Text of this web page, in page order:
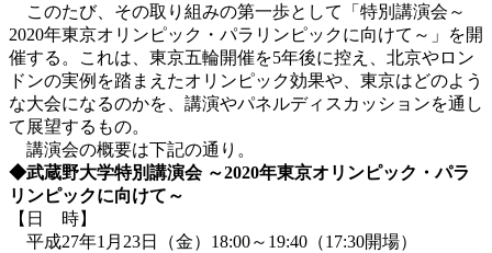
このたび、その取り組みの第一歩として「特別講演会～
2020年東京オリンピック・パラリンピックに向けて～」を開
催する。これは、東京五輪開催を5年後に控え、北京やロン
ドンの実例を踏まえたオリンピック効果や、東京はどのよう
な大会になるのかを、講演やパネルディスカッションを通し
て展望するもの。
講演会の概要は下記の通り。
◆武蔵野大学特別講演会 ～2020年東京オリンピック・パラ
リンピックに向けて～
【日 時】
平成27年1月23日（金）18:00～19:40（17:30開場）